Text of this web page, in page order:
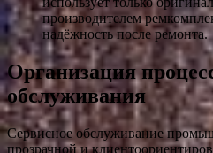
производителем
надёжность после ремонта.
Организация
обслуживания
Сервисное обслуживание
прозрачной и